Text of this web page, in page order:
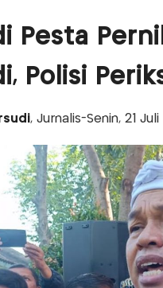
Pesta
Polisi
, Jurnalis-Senin, 21